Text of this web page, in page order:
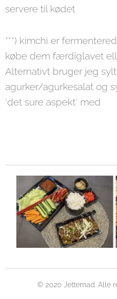
servere til kødet
***) kimchi er
købe dem færdiglavet
Alternativt bruger jeg
agurker/agurkesalat og
'det sure aspekt' med
© 2020 Jettemad. Alle